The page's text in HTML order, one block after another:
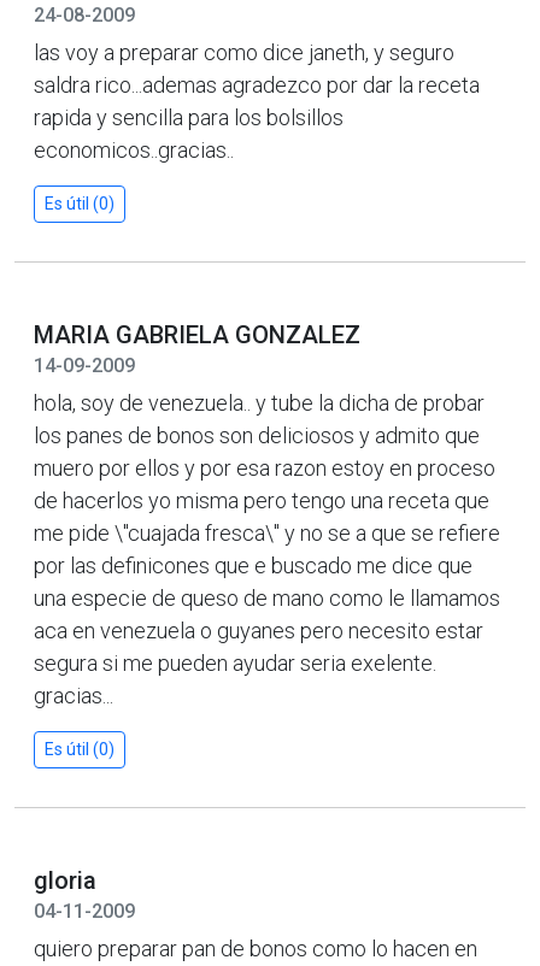
24-08-2009
las voy a preparar como dice janeth, y seguro
saldra rico...ademas agradezco por dar la receta
rapida y sencilla para los bolsillos
economicos..gracias..
Es útil (0)
MARIA GABRIELA GONZALEZ
14-09-2009
hola, soy de venezuela.. y tube la dicha de probar
los panes de bonos son deliciosos y admito que
muero por ellos y por esa razon estoy en proceso
de hacerlos yo misma pero tengo una receta que
me pide \"cuajada fresca\" y no se a que se refiere
por las definicones que e buscado me dice que
una especie de queso de mano como le llamamos
aca en venezuela o guyanes pero necesito estar
segura si me pueden ayudar seria exelente.
gracias...
Es útil (0)
gloria
04-11-2009
quiero preparar pan de bonos como lo hacen en